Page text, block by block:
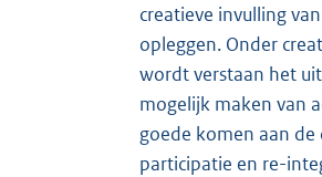
creatieve invulling
opleggen. Onder
wordt verstaan het
mogelijk maken van
goede komen aan
participatie en re-